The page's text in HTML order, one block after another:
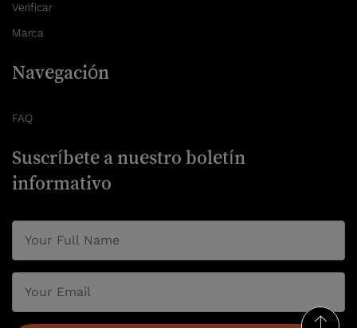
Verificar
Marca
Navegación
FAQ
Suscríbete a nuestro boletín
informativo